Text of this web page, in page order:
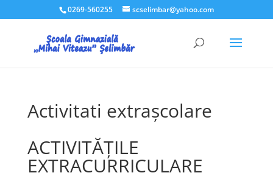
0269-560255 scselimbar@yahoo.com
Activitati extrașcolare
ACTIVITĂȚILE
EXTRACURRICULARE